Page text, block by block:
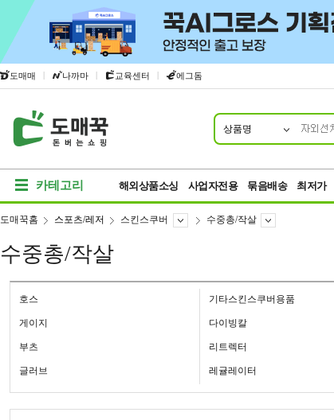
도매매 | 나까마 | 교육센터 | 에그돔
상품명
카테고리 해외상품소싱 사업자전용 묶음배송 최저가
도매꾹홈 스포츠/레저 스킨스쿠버 수중총/작살
수중총/작살
호스 기타스킨스쿠버용품
게이지 다이빙칼
부츠 리트렉터
글러브 레귤레이터